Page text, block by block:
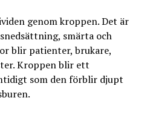
genom kroppen. Det är
smärta och
blir patienter, brukare,
Kroppen blir ett
som den förblir djupt